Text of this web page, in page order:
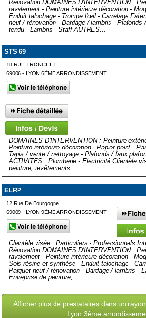
Rénovation DOMAINES D'INTERVENTION :
ravalement - Peinture intérieure décoration -
Enduit talochage - Trompe l'œil - Carrelage
neuf / rénovation - Bardage / lambris - Plafonds
tendu - Lambris - Staff AUTRES...
STS 69
18 RUE TRONCHET
69006 - LYON 6ÈME ARRONDISSEMENT
DOMAINES D'INTERVENTION : Peinture
Peinture intérieure décoration - Papier peint -
Tapis / vente / nettoyage - Plafonds / faux
ACTIVITES : Plomberie - Electricité Clientèle
peinture, revêtements
ELRP
12 Rue De Bourgogne
69009 - LYON 9ÈME ARRONDISSEMENT
Clientèle visée : Particuliers - Professionnels
Rénovation DOMAINES D'INTERVENTION :
ravalement - Peinture intérieure décoration -
Sols résine et synthèse - Enduit talochage -
Parquet neuf / rénovation - Bardage / lambris -
Entreprise de peinture,...
Afficher plus de prestataires dans un
Lyon 3ème